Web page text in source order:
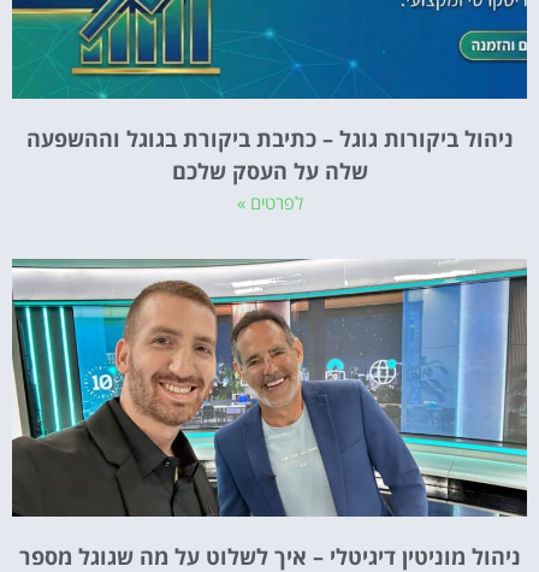
ניהול ביקורות גוגל – כתיבת ביקורת בגוגל וההשפעה
שלה על העסק שלכם
לפרטים »
ניהול מוניטין דיגיטלי – איך לשלוט על מה שגוגל מספר